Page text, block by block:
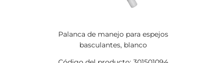
Palanca de manejo para espejos
basculantes, blanco